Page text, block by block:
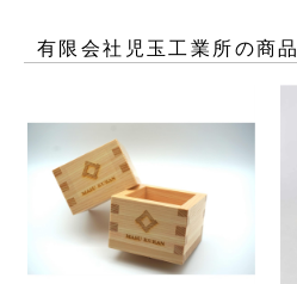
有限会社児玉工業所の商品